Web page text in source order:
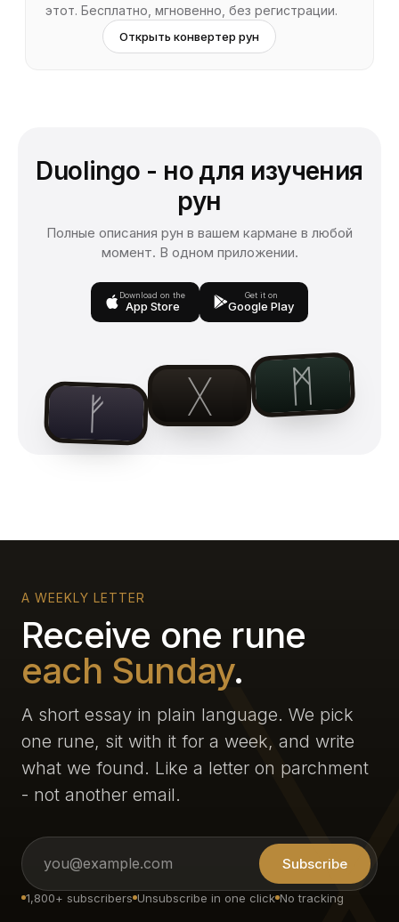
этот. Бесплатно, мгновенно, без регистрации.
Открыть конвертер рун
Duolingo - но для изучения
рун
Полные описания рун в вашем кармане в любой
момент. В одном приложении.
Download on the
App Store
Get it on
Google Play
ᚠ ᚷ ᛗ
A WEEKLY LETTER
Receive one rune
each Sunday.
A short essay in plain language. We pick
one rune, sit with it for a week, and write
what we found. Like a letter on parchment
- not another email.
Subscribe
1,800+ subscribers Unsubscribe in one click No tracking